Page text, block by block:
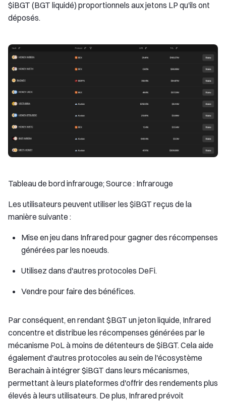
$iBGT (BGT liquidé) proportionnels aux jetons LP qu'ils ont
déposés.
Tableau de bord infrarouge; Source : Infrarouge
Les utilisateurs peuvent utiliser les $iBGT reçus de la
manière suivante :
Mise en jeu dans Infrared pour gagner des récompenses
générées par les noeuds.
Utilisez dans d'autres protocoles DeFi.
Vendre pour faire des bénéfices.
Par conséquent, en rendant $BGT un jeton liquide, Infrared
concentre et distribue les récompenses générées par le
mécanisme PoL à moins de détenteurs de $iBGT. Cela aide
également d'autres protocoles au sein de l'écosystème
Berachain à intégrer $iBGT dans leurs mécanismes,
permettant à leurs plateformes d'offrir des rendements plus
élevés à leurs utilisateurs. De plus, Infrared prévoit